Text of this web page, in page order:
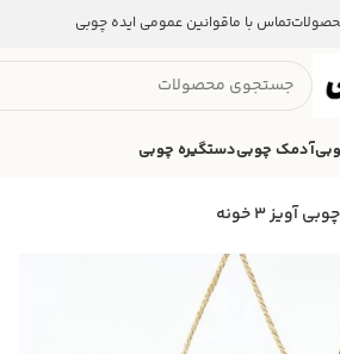
تماس با ماقوانین عمومی ایده چوبی
آدمک چوبیدستگیره چوبی
آویز 3 خونه